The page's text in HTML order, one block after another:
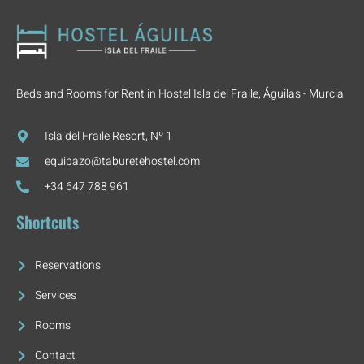
Beds and Rooms for Rent in Hostel Isla del Fraile, Águilas - Murcia
Isla del Fraile Resort, Nº 1
equipazo@taburetehostel.com
+34 647 788 961
Shortcuts
Reservations
Services
Rooms
Contact